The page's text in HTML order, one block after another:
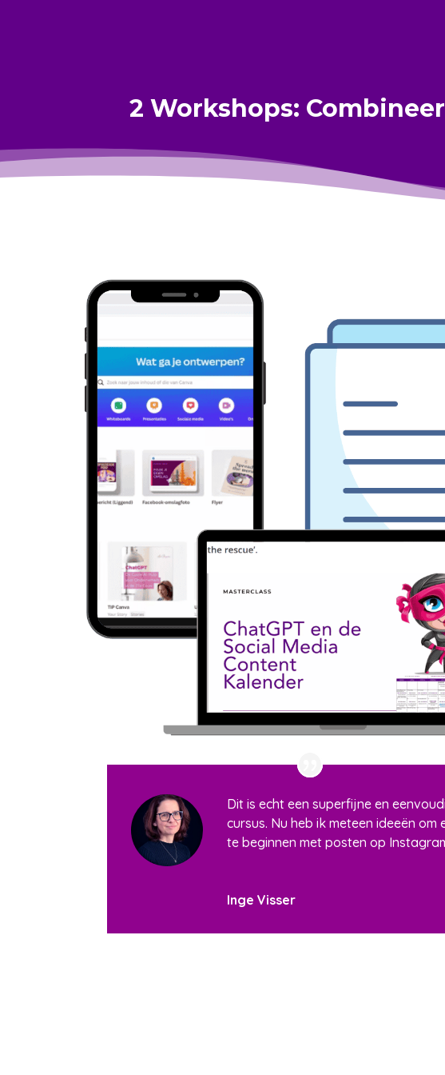
2 Workshops:
Dit is echt een superfijne en
cursus. Nu heb ik meteen ideeën om
te beginnen met posten op
Inge Visser